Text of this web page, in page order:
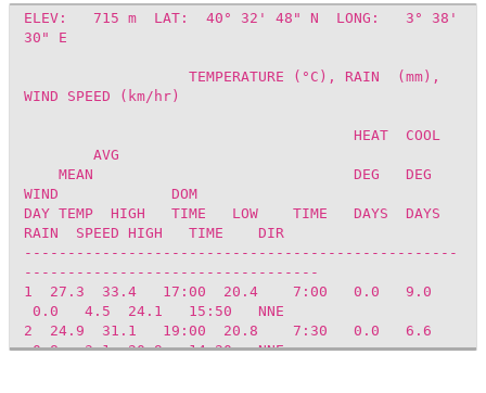
ELEV: 715 m LAT: 40° 32' 48" N LONG: 3° 38'
30" E
TEMPERATURE (°C), RAIN (mm),
WIND SPEED (km/hr)
HEAT COOL
AVG
MEAN
DEG DEG
WIND
DOM
DAY TEMP HIGH TIME LOW TIME DAYS DAYS
RAIN SPEED HIGH TIME DIR
--------------------------------------------------
----------------------------------
1 27.3 33.4 17:00 20.4 7:00 0.0 9.0
0.0 4.5 24.1 15:50 NNE
2 24.9 31.1 19:00 20.8 7:30 0.0 6.6
0.8 3.1 20.9 14:20 NNE